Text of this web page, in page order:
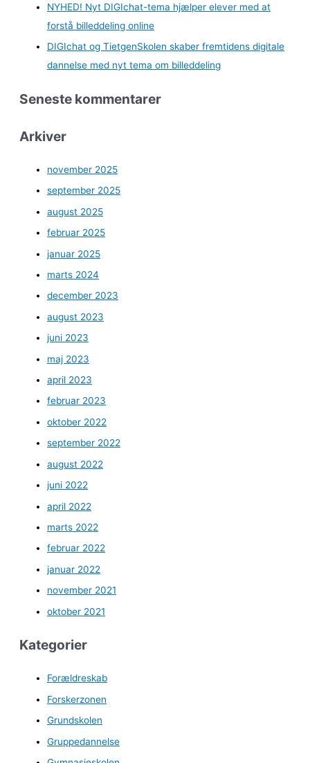
NYHED! Nyt DIGIchat-tema hjælper elever med at
forstå billeddeling online
DIGIchat og TietgenSkolen skaber fremtidens digitale
dannelse med nyt tema om billeddeling
Seneste kommentarer
Arkiver
november 2025
september 2025
august 2025
februar 2025
januar 2025
marts 2024
december 2023
august 2023
juni 2023
maj 2023
april 2023
februar 2023
oktober 2022
september 2022
august 2022
juni 2022
april 2022
marts 2022
februar 2022
januar 2022
november 2021
oktober 2021
Kategorier
Forældreskab
Forskerzonen
Grundskolen
Gruppedannelse